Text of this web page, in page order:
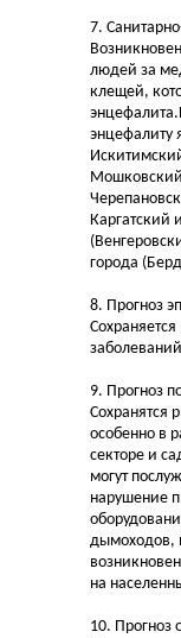
7.
людей за
клещей,
энцефалиту
Каргатский
города
8. Прогноз
9. Прогноз
Сохранятся
особенно в
секторе и
могут
нарушение
дымоходов,
на
10. Прогноз